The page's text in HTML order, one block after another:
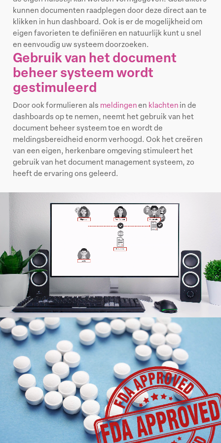
kunnen documenten raadplegen door deze direct aan te
klikken in hun dashboard. Ook is er de mogelijkheid om
eigen favorieten te definiëren en natuurlijk kunt u snel
en eenvoudig uw systeem doorzoeken.
Gebruik van het document
beheer systeem wordt
gestimuleerd
Door ook formulieren als meldingenen klachten in de
dashboards op te nemen, neemt het gebruik van het
document beheer systeemtoe en wordt de
meldingsbereidheid enorm verhoogd. Ook het creëren
van een eigen, herkenbare omgeving stimuleert het
gebruik van het document management systeem, zo
heeft de ervaring ons geleerd.